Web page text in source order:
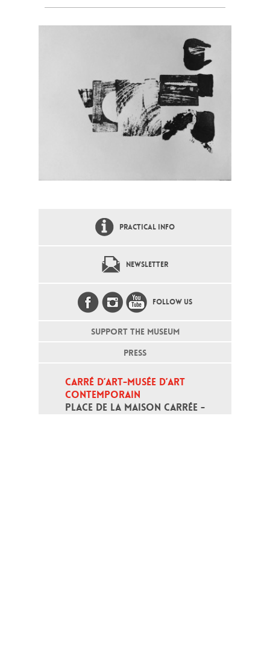
PRACTICAL INFO
NEWSLETTER
FOLLOW US
SUPPORT THE MUSEUM
PRESS
CARRÉ D’ART-MUSÉE D’ART
CONTEMPORAIN
PLACE DE LA MAISON CARRÉE -